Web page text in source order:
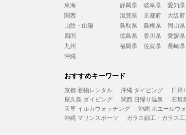
東海
静岡県 岐阜県 愛知県
関西
滋賀県 京都府 大阪府
山陰・山陽
鳥取県 島根県 岡山県
四国
徳島県 香川県 愛媛県
九州
福岡県 佐賀県 長崎県
沖縄
おすすめキーワード
京都 着物レンタル 沖縄 ダイビング 日帰
屋久島 ダイビング
関西 日帰り温泉 石垣
天草 イルカウォッチング
沖縄 ホエールウ
沖縄 マリンスポーツ
ガラス細工・ガラス